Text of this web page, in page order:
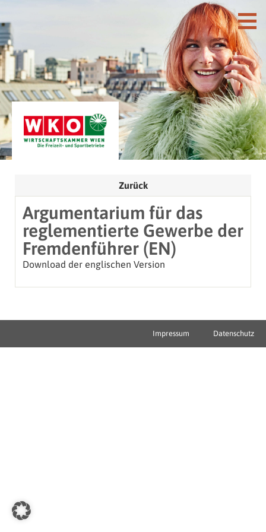
Zurück
Argumentarium für das
reglementierte Gewerbe der
Fremdenführer (EN)
Download der englischen Version
Impressum Datenschutz